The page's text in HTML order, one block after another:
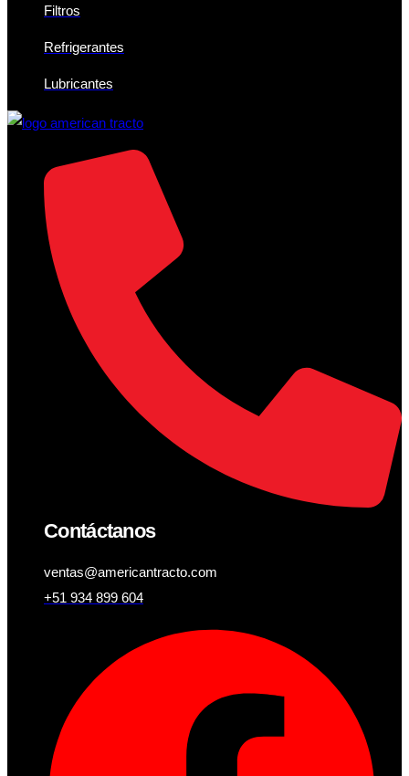
Filtros
Refrigerantes
Lubricantes
Contáctanos
ventas@americantracto.com
+51 934 899 604